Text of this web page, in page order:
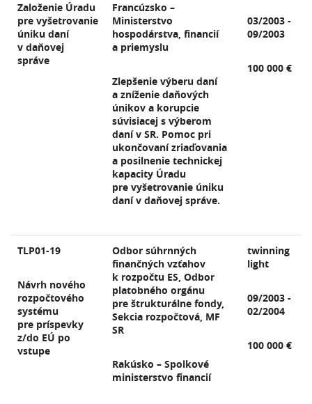
Založenie Úradu
pre vyšetrovanie
úniku daní
v daňovej
správe
Francúzsko –
Ministerstvo
hospodárstva, financií
a priemyslu
Zlepšenie výberu daní
a zníženie daňových
únikov a korupcie
súvisiacej s výberom
daní v SR. Pomoc pri
ukončovaní zriaďovania
a posilnenie technickej
kapacity Úradu
pre vyšetrovanie úniku
daní v daňovej správe.
03/2003 -
09/2003
100 000 €
TLP01-19
Návrh nového
rozpočtového
systému
pre príspevky
z/do EÚ po
vstupe
Odbor súhrnných
finančných vzťahov
k rozpočtu ES, Odbor
platobného orgánu
pre štrukturálne fondy,
Sekcia rozpočtová, MF
SR
Rakúsko – Spolkové
ministerstvo financií
twinning
light
09/2003 -
02/2004
100 000 €